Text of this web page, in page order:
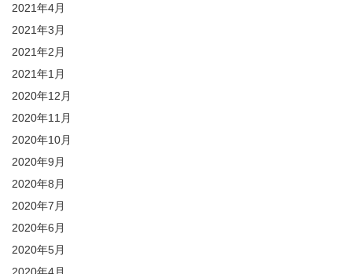
2021年4月
2021年3月
2021年2月
2021年1月
2020年12月
2020年11月
2020年10月
2020年9月
2020年8月
2020年7月
2020年6月
2020年5月
2020年4月